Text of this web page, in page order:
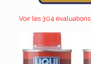
Voir les 304 évaluations